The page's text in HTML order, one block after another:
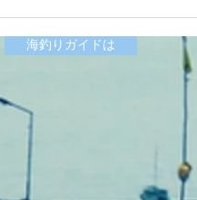
2026/07/11涸沼川釣果報告
KIZ様
海釣りガイドは